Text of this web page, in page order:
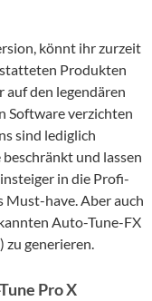
könnt ihr zurzeit
Produkten
auf den legendären
Software verzichten
sind lediglich
und lassen
in die Profi-
Must-have. Aber auch
Auto-Tune-FX
zu generieren.
Pro X